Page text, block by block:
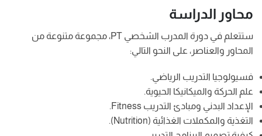
محاور الدراسة
ستتعلم في دورة المدرب الشخصي PT، مجموعة متنوعة من
المحاور والعناصر، على النحو التالي:
فسيولوجيا التدريب الرياضي.
علم الحركة والميكانيكا الحيوية.
الإعداد البدني ومبادئ التدريب Fitness.
التغذية والمكملات الغذائية (Nutrition).